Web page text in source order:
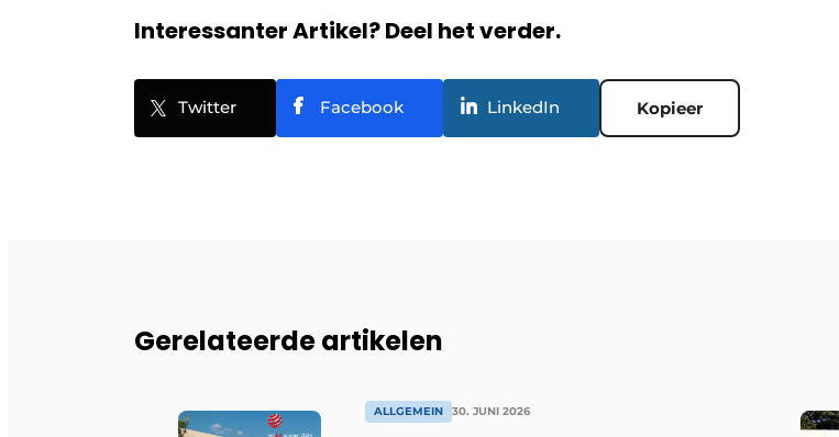
Interessanter Artikel? Deel het verder.
Twitter Facebook LinkedIn Kopieer
Gerelateerde artikelen
ALLGEMEIN 30. JUNI 2026